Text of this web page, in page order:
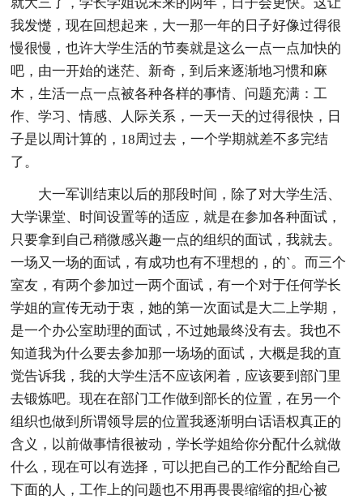
我发憷，现在回想起来，大一那一年的日子好像过得很
慢很慢，也许大学生活的节奏就是这么一点一点加快的
吧，由一开始的迷茫、新奇，到后来逐渐地习惯和麻
木，生活一点一点被各种各样的事情、问题充满：工
作、学习、情感、人际关系，一天一天的过得很快，日
子是以周计算的，18周过去，一个学期就差不多完结
了。
大一军训结束以后的那段时间，除了对大学生活、
大学课堂、时间设置等的适应，就是在参加各种面试，
只要拿到自己稍微感兴趣一点的组织的面试，我就去。
一场又一场的面试，有成功也有不理想的，的`。而三个
室友，有两个参加过一两个面试，有一个对于任何学长
学姐的宣传无动于衷，她的第一次面试是大二上学期，
是一个办公室助理的面试，不过她最终没有去。我也不
知道我为什么要去参加那一场场的面试，大概是我的直
觉告诉我，我的大学生活不应该闲着，应该要到部门里
去锻炼吧。现在在部门工作做到部长的位置，在另一个
组织也做到所谓领导层的位置我逐渐明白话语权真正的
含义，以前做事情很被动，学长学姐给你分配什么就做
什么，现在可以有选择，可以把自己的工作分配给自己
下面的人，工作上的问题也不用再畏畏缩缩的担心被